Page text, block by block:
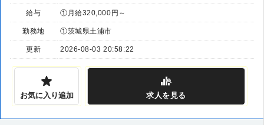
給与 ①月給320,000円～
勤務地 ①茨城県土浦市
更新 2026-08-03 20:58:22
お気に入り追加 求人 を見る